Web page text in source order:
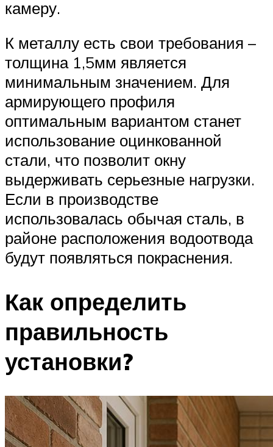
камеру.
К металлу есть свои требования –
толщина 1,5мм является
минимальным значением. Для
армирующего профиля
оптимальным вариантом станет
использование оцинкованной
стали, что позволит окну
выдерживать серьезные нагрузки.
Если в производстве
использовалась обычая сталь, в
районе расположения водоотвода
будут появляться покраснения.
Как определить
правильность
установки?